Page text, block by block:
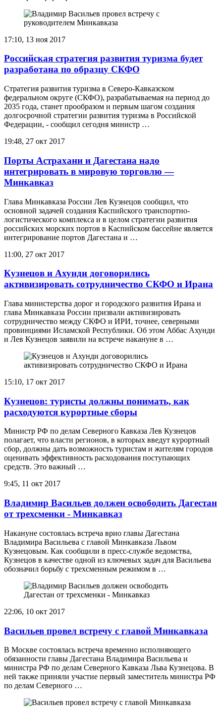
17:10, 13 ноя 2017
Российская стратегия развития туризма будет
разработана по образцу СКФО
Стратегия развития туризма в Северо-Кавказском
федеральном округе (СКФО), разрабатываемая на период до
2035 года, станет прообразом и первым шагом создания
долгосрочной стратегии развития туризма в Российской
Федерации, - сообщил сегодня министр …
19:48, 27 окт 2017
Порты Астрахани и Дагестана надо
интегрировать в мировую торговлю —
Минкавказ
Глава Минкавказа России Лев Кузнецов сообщил, что
основной задачей создания Каспийского транспортно-
логистического комплекса и в целом стратегии развития
российских морских портов в Каспийском бассейне является
интегрирование портов Дагестана и …
11:00, 27 окт 2017
Кузнецов и Ахунди договорились
активизировать сотрудничество СКФО и Ирана
Глава министерства дорог и городского развития Ирана и
глава Минкавказа России призвали активизировать
сотрудничество между СКФО и ИРИ, точнее, северными
провинциями Исламской Республики. Об этом Аббас Ахунди
и Лев Кузнецов заявили на встрече накануне в …
15:10, 17 окт 2017
Кузнецов: туристы должны понимать, как
расходуются курортные сборы
Министр РФ по делам Северного Кавказа Лев Кузнецов
полагает, что власти регионов, в которых введут курортный
сбор, должны дать возможность туристам и жителям городов
оценивать эффективность расходования поступающих
средств. Это важный …
9:45, 11 окт 2017
Владимир Васильев должен освободить Дагестан
от трехсменки - Минкавказ
Накануне состоялась встреча врио главы Дагестана
Владимира Васильева с главой Минкавказа Львом
Кузнецовым. Как сообщили в пресс-службе ведомства,
Кузнецов в качестве одной из ключевых задач для Васильева
обозначил борьбу с трехсменным режимом в …
22:06, 10 окт 2017
Васильев провел встречу с главой Минкавказа
В Москве состоялась встреча временно исполняющего
обязанности главы Дагестана Владимира Васильева и
министра РФ по делам Северного Кавказа Льва Кузнецова. В
ней также приняли участие первый заместитель министра РФ
по делам Северного …